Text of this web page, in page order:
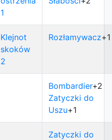
1
Klejnot
skoków
2
Rozłamywacz+1
Bombardier+2
Zatyczki do
Uszu+1
Zatyczki do